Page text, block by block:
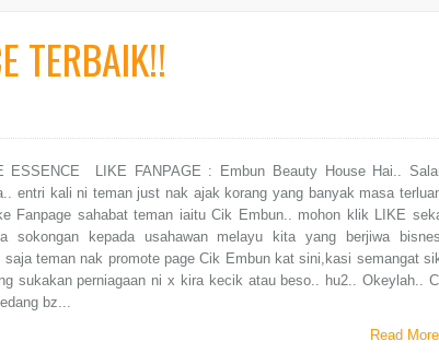
TERBAIK!!
ESSENCE LIKE FANPAGE : Embun Beauty House Hai..
entri kali ni teman just nak ajak korang yang banyak masa
Fanpage sahabat teman iaitu Cik Embun.. mohon klik LIKE
sokongan kepada usahawan melayu kita yang berjiwa
saja teman nak promote page Cik Embun kat sini,kasi semangat
sukakan perniagaan ni x kira kecik atau beso.. hu2.. Okeylah..
bz...
Read More